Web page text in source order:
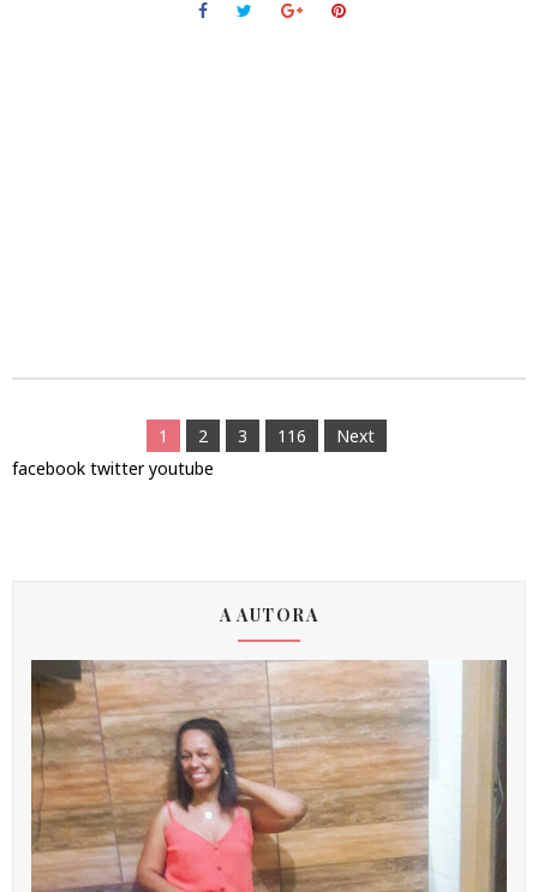
1 2 3 116
Next
facebook twitter youtube
A AUTORA